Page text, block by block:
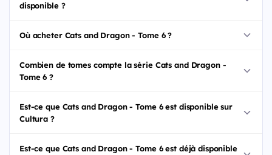
disponible ?
Où acheter Cats and Dragon - Tome 6 ?
Combien de tomes compte la série Cats and Dragon -
Tome 6 ?
Est-ce que Cats and Dragon - Tome 6 est disponible sur
Cultura ?
Est-ce que Cats and Dragon - Tome 6 est déjà disponible